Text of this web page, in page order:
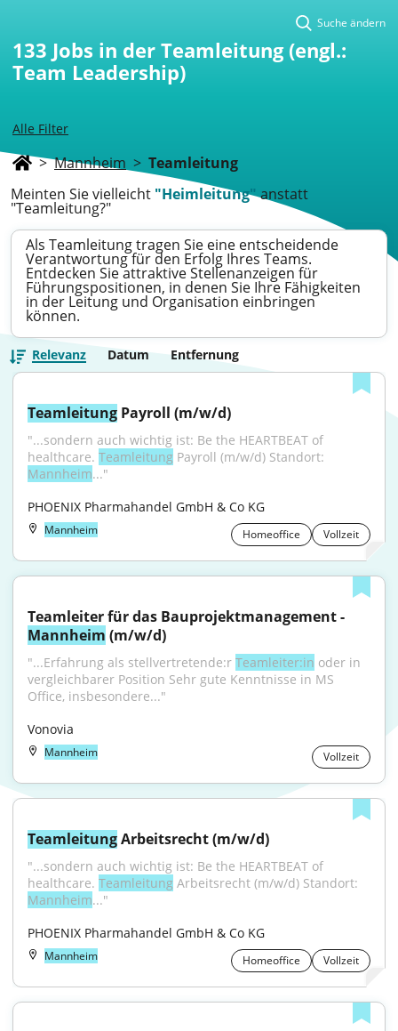
Alle Filter
Suche ändern
133 Jobs in der Teamleitung (engl.:
Team Leadership)
> Mannheim > Teamleitung
Meinten Sie vielleicht "Heimleitung"anstatt
"Teamleitung?"
Als Teamleitung tragen Sie eine entscheidende
Verantwortung für den Erfolg Ihres Teams.
Entdecken Sie attraktive Stellenanzeigen für
Führungspositionen, in denen Sie Ihre Fähigkeiten
in der Leitung und Organisation einbringen
können.
Relevanz Datum Entfernung
Teamleitung Payroll (m/w/d)
"...sondern auch wichtig ist: Be the HEARTBEAT of
healthcare. Teamleitung
Mannheim..."
PHOENIX Pharmahandel GmbH & Co KG
Mannheim Homeoffice Vollzeit
Mannheim (m/w/d)
"...Erfahrung als stellvertretende:r Teamleiter:in oder in
vergleichbarer Position Sehr gute Kenntnisse in MS
Office, insbesondere..."
Vonovia
Mannheim Vollzeit
Teamleitung Arbeitsrecht (m/w/d)
"...sondern auch wichtig ist: Be the HEARTBEAT of
healthcare. Teamleitung
Mannheim..."
PHOENIX Pharmahandel GmbH & Co KG
Mannheim Homeoffice Vollzeit